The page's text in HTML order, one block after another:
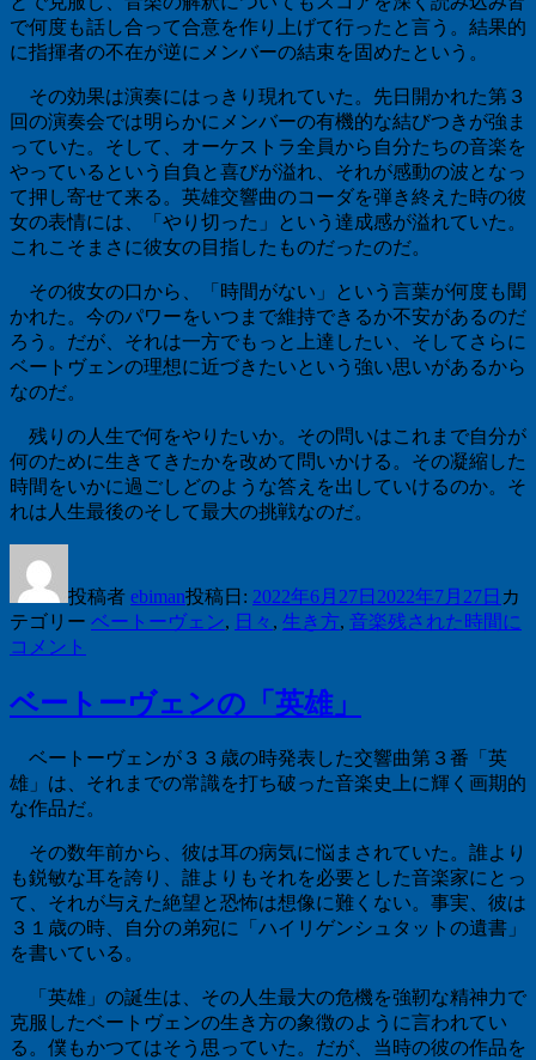
で何度も話し合って合意を作り上げて行ったと言う。結果的
に指揮者の不在が逆にメンバーの結束を固めたという。
その効果は演奏にはっきり現れていた。先日開かれた第３
回の演奏会では明らかにメンバーの有機的な結びつきが強ま
っていた。そして、オーケストラ全員から自分たちの音楽を
やっているという自負と喜びが溢れ、それが感動の波となっ
て押し寄せて来る。英雄交響曲のコーダを弾き終えた時の彼
女の表情には、「やり切った」という達成感が溢れていた。
これこそまさに彼女の目指したものだったのだ。
その彼女の口から、「時間がない」という言葉が何度も聞
かれた。今のパワーをいつまで維持できるか不安があるのだ
ろう。だが、それは一方でもっと上達したい、そしてさらに
ベートヴェンの理想に近づきたいという強い思いがあるから
なのだ。
残りの人生で何をやりたいか。その問いはこれまで自分が
何のために生きてきたかを改めて問いかける。その凝縮した
時間をいかに過ごしどのような答えを出していけるのか。そ
れは人生最後のそして最大の挑戦なのだ。
投稿者 ebiman投稿日: 2022年6月27日 2022年7月27日 カ
テゴリー ベートーヴェン, 日々 , 生き方, 音楽残された時間に
コメント
ベートーヴェンの「英雄」
ベートーヴェンが３３歳の時発表した交響曲第３番「英
雄」は、それまでの常識を打ち破った音楽史上に輝く画期的
な作品だ。
その数年前から、彼は耳の病気に悩まされていた。誰より
も鋭敏な耳を誇り、誰よりもそれを必要とした音楽家にとっ
て、それが与えた絶望と恐怖は想像に難くない。事実、彼は
３１歳の時、自分の弟宛に「ハイリゲンシュタットの遺書」
を書いている。
「英雄」の誕生は、その人生最大の危機を強靭な精神力で
克服したベートヴェンの生き方の象徴のように言われてい
る。僕もかつてはそう思っていた。だが、当時の彼の作品を